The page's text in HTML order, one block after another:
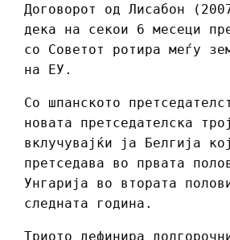
Договорот од Лисабон
дека на секои 6 месеци
со Советот ротира меѓу
на ЕУ.
Со шпанското
новата претседателска
вклучувајќи ја Белгија
претседава во првата
Унгарија во втората
следната година.
Триото дефинира